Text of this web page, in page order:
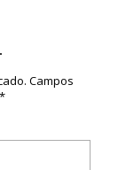
Campos
*